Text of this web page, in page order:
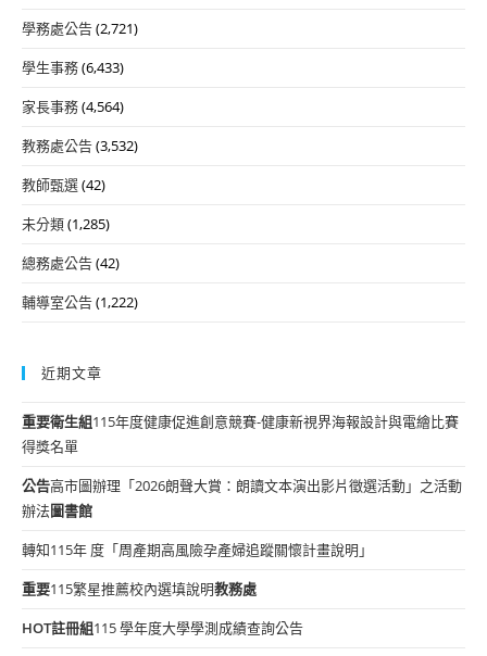
學務處公告(2,721)
學生事務(6,433)
家長事務(4,564)
教務處公告(3,532)
教師甄選(42)
未分類(1,285)
總務處公告(42)
輔導室公告(1,222)
近期文章
重要衛生組115年度健康促進創意競賽-健康新視界海報設計與電繪比賽
得獎名單
公告高市圖辦理「2026朗聲大賞：朗讀文本演出影片徵選活動」之活動
辦法圖書館
轉知115年 度「周產期高風險孕產婦追蹤關懷計畫說明」
重要115繁星推薦校內選填說明教務處
HOT註冊組115 學年度大學學測成績查詢公告